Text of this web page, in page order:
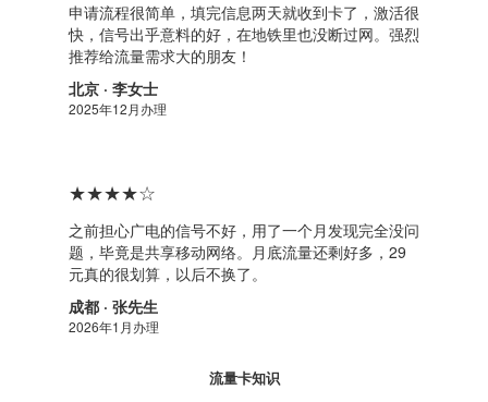
申请流程很简单，填完信息两天就收到卡了，激活很
快，信号出乎意料的好，在地铁里也没断过网。强烈
推荐给流量需求大的朋友！
北京 · 李女士
2025年12月办理
★★★★☆
之前担心广电的信号不好，用了一个月发现完全没问
题，毕竟是共享移动网络。月底流量还剩好多，29
元真的很划算，以后不换了。
成都 · 张先生
2026年1月办理
流量卡知识